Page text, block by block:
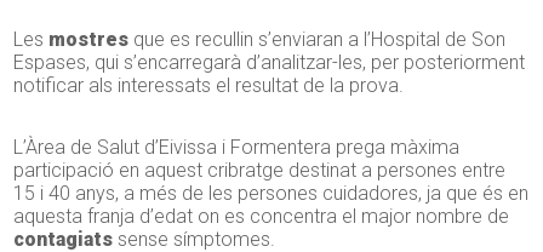
Les mostres que es recullin s’enviaran a l’Hospital de Son
Espases, qui s’encarregarà d’analitzar-les, per posteriorment
notificar als interessats el resultat de la prova.
L’Àrea de Salut d’Eivissa i Formentera prega màxima
participació en aquest cribratge destinat a persones entre
15 i 40 anys, a més de les persones cuidadores, ja que és en
aquesta franja d’edat on es concentra el major nombre de
contagiats sense símptomes.